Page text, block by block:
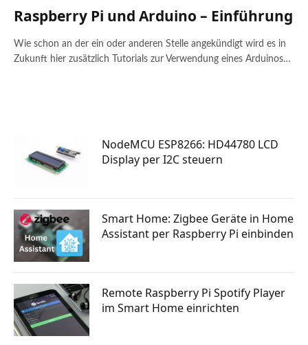
Raspberry Pi und Arduino – Einführung
Wie schon an der ein oder anderen Stelle angekündigt wird es in
Zukunft hier zusätzlich Tutorials zur Verwendung eines Arduinos…
NodeMCU ESP8266: HD44780 LCD
Display per I2C steuern
Smart Home: Zigbee Geräte in Home
Assistant per Raspberry Pi einbinden
Remote Raspberry Pi Spotify Player
im Smart Home einrichten